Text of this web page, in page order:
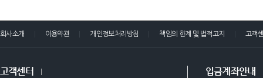
회사소개 이용약관 개인정보처리방침 책임의 한계 및 법적고지 고객
고객센터 입금계좌안내